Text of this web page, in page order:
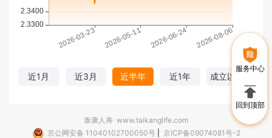
服务中心
回到顶部
近1月 近3月 近半年 近1年 成立以来
泰康人寿 www.taikanglife.com
京公网安备 11040102700050号| 京ICP备09074081号-2